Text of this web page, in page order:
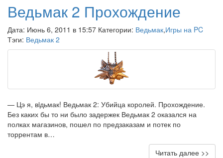
Ведьмак 2 Прохождение
Дата: Июнь 6, 2011 в 15:57 Категории: Ведьмак,Игры на PC
Тэги: Ведьмак 2
— Цэ я, вiдьмак! Ведьмак 2: Убийца королей. Прохождение.
Без каких бы то ни было задержек Ведьмак 2 оказался на
полках магазинов, пошел по предзаказам и потек по
торрентам в…
Читать далее >>